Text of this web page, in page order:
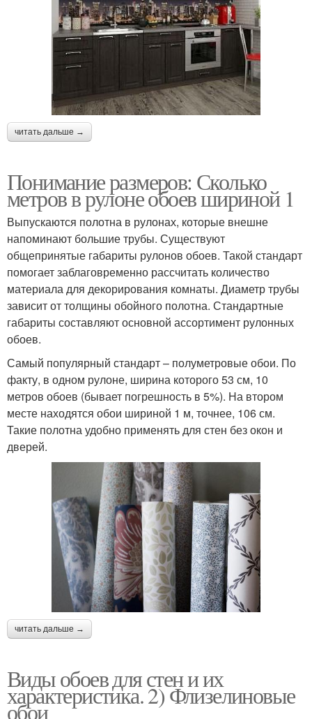
читать дальше →
Понимание размеров: Сколько
метров в рулоне обоев шириной 1
Выпускаются полотна в рулонах, которые внешне
напоминают большие трубы. Существуют
общепринятые габариты рулонов обоев. Такой стандарт
помогает заблаговременно рассчитать количество
материала для декорирования комнаты. Диаметр трубы
зависит от толщины обойного полотна. Стандартные
габариты составляют основной ассортимент рулонных
обоев.
Самый популярный стандарт – полуметровые обои. По
факту, в одном рулоне, ширина которого 53 см, 10
метров обоев (бывает погрешность в 5%). На втором
месте находятся обои шириной 1 м, точнее, 106 см.
Такие полотна удобно применять для стен без окон и
дверей.
читать дальше →
Виды обоев для стен и их
характеристика. 2) Флизелиновые
обои